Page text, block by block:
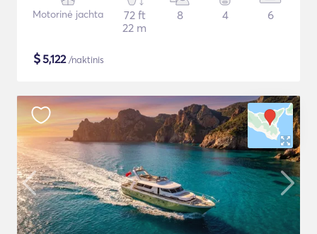
Motorinė jachta
72 ft
22 m
8 4 6
$5,122/naktinis